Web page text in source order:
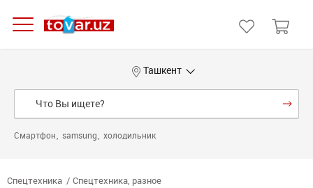
Ташкент
Смартфон samsung холодильник
Спецтехника Спецтехника, разное